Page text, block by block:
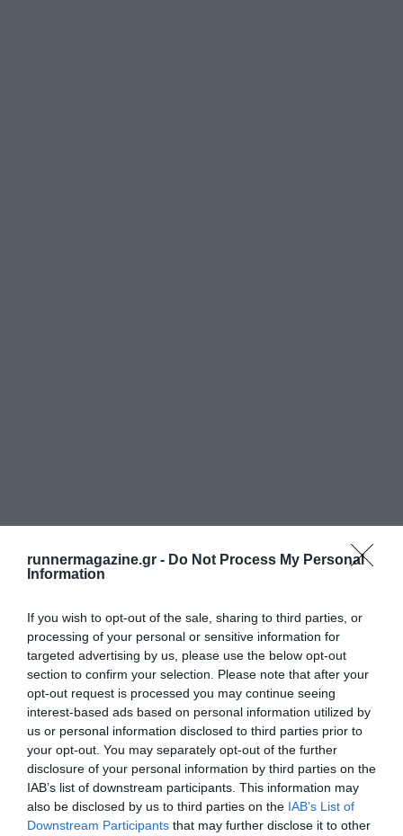
runnermagazine.gr - Do Not Process My Personal
Information
If you wish to opt-out of the sale, sharing to third parties, or
processing of your personal or sensitive information for
targeted advertising by us, please use the below opt-out
section to confirm your selection. Please note that after your
opt-out request is processed you may continue seeing
interest-based ads based on personal information utilized by
us or personal information disclosed to third parties prior to
your opt-out. You may separately opt-out of the further
disclosure of your personal information by third parties on the
IAB’s list of downstream participants. This information may
also be disclosed by us to third parties on the IAB’s List of
Downstream Participants that may further disclose it to other